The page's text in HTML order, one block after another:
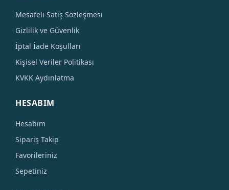
Mesafeli Satış Sözleşmesi
Gizlilik ve Güvenlik
İptal İade Koşulları
Kişisel Veriler Politikası
KVKK Aydınlatma
HESABIM
Hesabım
Sipariş Takip
Favorileriniz
Sepetiniz